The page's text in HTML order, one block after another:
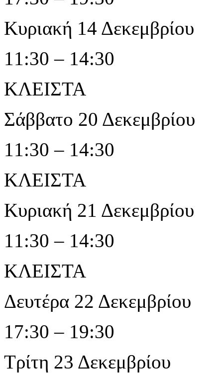
Κυριακή 14 Δεκεμβρίου
11:30 – 14:30
ΚΛΕΙΣΤΑ
Σάββατο 20 Δεκεμβρίου
11:30 – 14:30
ΚΛΕΙΣΤΑ
Κυριακή 21 Δεκεμβρίου
11:30 – 14:30
ΚΛΕΙΣΤΑ
Δευτέρα 22 Δεκεμβρίου
17:30 – 19:30
Τρίτη 23 Δεκεμβρίου